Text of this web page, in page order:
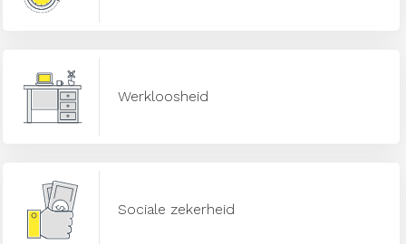
Werkloosheid
Sociale zekerheid